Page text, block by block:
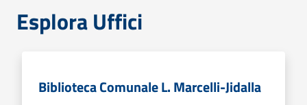
Esplora Uffici
Biblioteca Comunale L. Marcelli-Jidalla